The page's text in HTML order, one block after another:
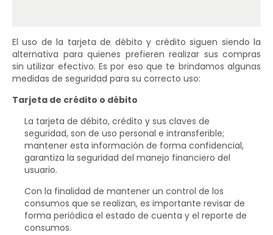
El uso de la tarjeta de débito y crédito siguen siendo la
alternativa para quienes prefieren realizar sus compras
sin utilizar efectivo. Es por eso que te brindamos algunas
medidas de seguridad para su correcto uso:
Tarjeta de crédito o débito
La tarjeta de débito, crédito y sus claves de
seguridad, son de uso personal e intransferible;
mantener esta información de forma confidencial,
garantiza la seguridad del manejo financiero del
usuario.
Con la finalidad de mantener un control de los
consumos que se realizan, es importante revisar de
forma periódica el estado de cuenta y el reporte de
consumos.